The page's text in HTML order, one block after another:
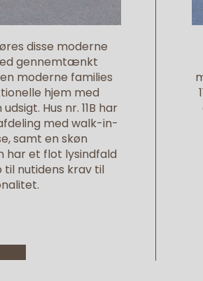
disse moderne
gennemtænkt
moderne families
hjem med
Hus nr. 11B har
med walk-in-
samt en skøn
har et flot lysindfald
til nutidens krav til